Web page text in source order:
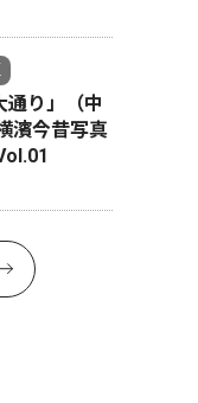
」
止
通り」（中
濱今昔写真